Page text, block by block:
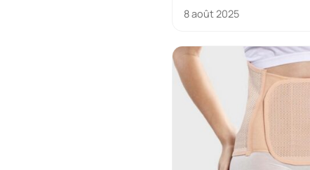
8 août 2025